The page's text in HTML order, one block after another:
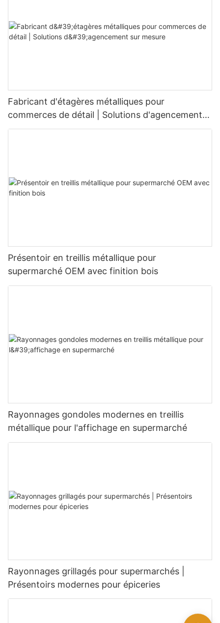
Fabricant d'étagères métalliques pour
commerces de détail | Solutions d'agencement
sur mesure
Présentoir en treillis métallique pour
supermarché OEM avec finition bois
Rayonnages gondoles modernes en treillis
métallique pour l'affichage en supermarché
Rayonnages grillagés pour supermarchés |
Présentoirs modernes pour épiceries